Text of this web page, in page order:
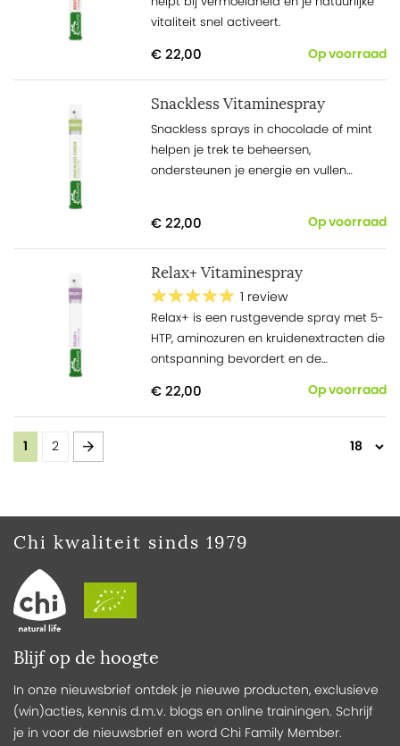
vitaliteit snel activeert.
€ 22,00 Op voorraad
Snackless Vitaminespray
Snackless sprays in chocolade of mint
helpen je trek te beheersen,
ondersteunen je energie en vullen
€ 22,00 Op voorraad
Relax+ Vitaminespray
1 review
Relax+ is een rustgevende spray met 5-
HTP, aminozuren en kruidenextracten die
ontspanning bevordert en de
€ 22,00 Op voorraad
Pagina
U lees momenteel pagina
1 Pagina
2
Blijf op de hoogte
In onze nieuwsbrief ontdek je nieuwe producten, exclusieve
(win)acties, kennis d.m.v. blogs en online trainingen. Schrijf
je in voor de nieuwsbrief en word Chi Family Member.
Chi kwaliteit sinds 1979